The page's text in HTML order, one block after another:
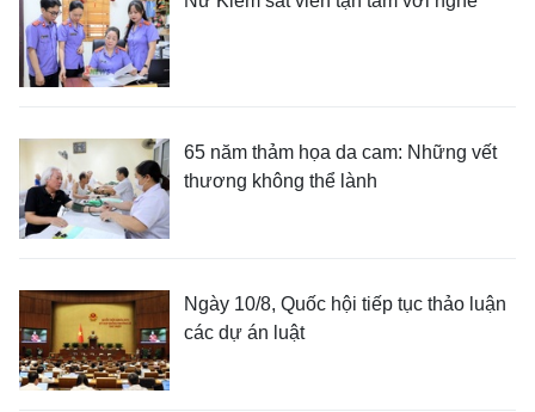
65 năm thảm họa da cam: Những vết
thương không thể lành
Ngày 10/8, Quốc hội tiếp tục thảo luận
các dự án luật